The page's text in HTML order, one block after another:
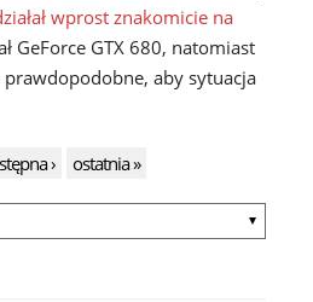
wprost znakomicie na
GeForce GTX 680, natomiast
prawdopodobne, aby sytuacja
› ostatnia »